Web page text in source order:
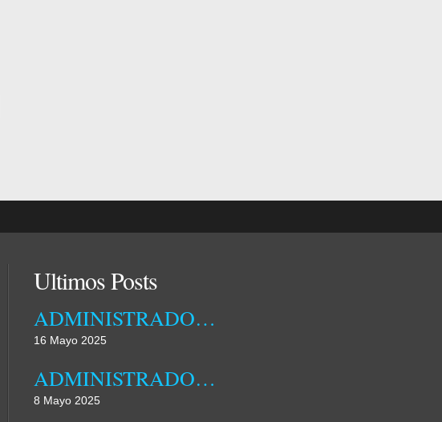
Ultimos Posts
ADMINISTRADORA MUNICIPAL DA DAMBA RECEBEU ONTEM TÉCNICOS DA EMPRESA OSSIYETO
16 Mayo 2025
ADMINISTRADORA MUNICIPAL DA DAMBA REALIZOU HOJE JORNADA DE CAMPO
8 Mayo 2025